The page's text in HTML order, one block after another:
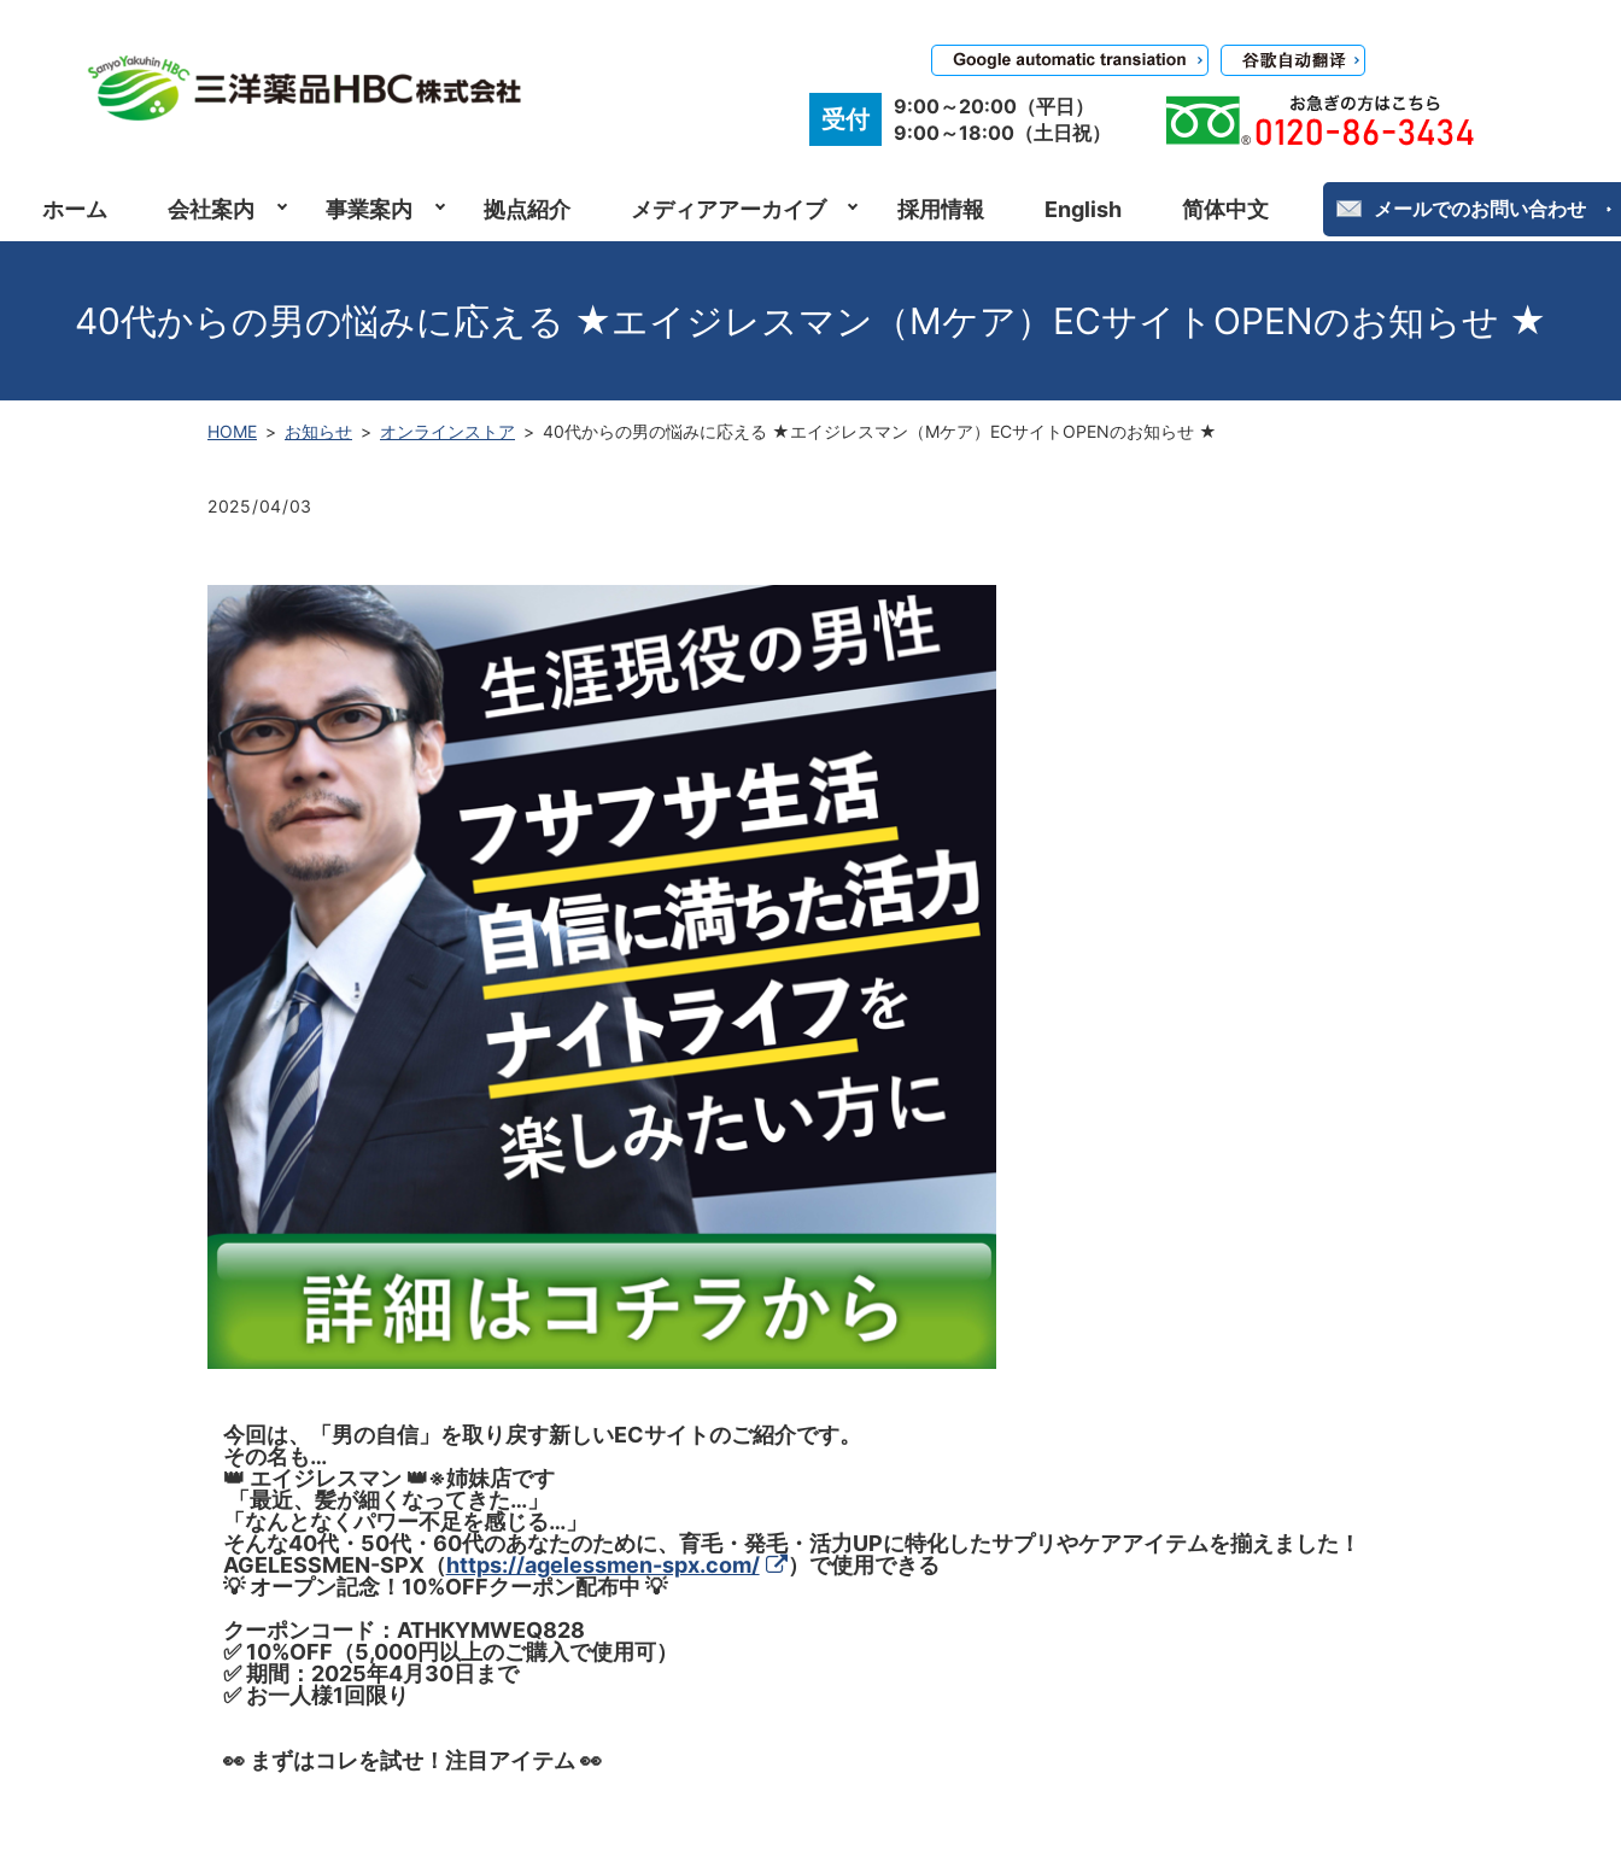
受付
9:00～20:00（平日）
9:00～18:00（土日祝）
ホーム 会社案内 事業案内 拠点紹介 メディアアーカイブ 採用情報 English 简体中文 メールでのお問い合わせ
40代からの男の悩みに応える ★エイジレスマン（Mケア）ECサイトOPENのお知らせ ★
HOME お知らせ オンラインストア 40代からの男の悩みに応える ★エイジレスマン（Mケア）ECサイトOPENのお知らせ ★
2025/04/03
今回は、「男の自信」を取り戻す新しいECサイトのご紹介です。
その名も…
👑 エイジレスマン 👑※姉妹店です
「最近、髪が細くなってきた…」
「なんとなくパワー不足を感じる…」
そんな40代・50代・60代のあなたのために、育毛・発毛・活力UPに特化したサプリやケアアイテムを揃えました！
AGELESSMEN-SPX（https://agelessmen-spx.com/
）で使用できる
💡 オープン記念！10%OFFクーポン配布中 💡
クーポンコード：ATHKYMWEQ828
✅ 10%OFF（5,000円以上のご購入で使用可）
✅ 期間：2025年4月30日まで
✅ お一人様1回限り
👀 まずはコレを試せ！注目アイテム 👀